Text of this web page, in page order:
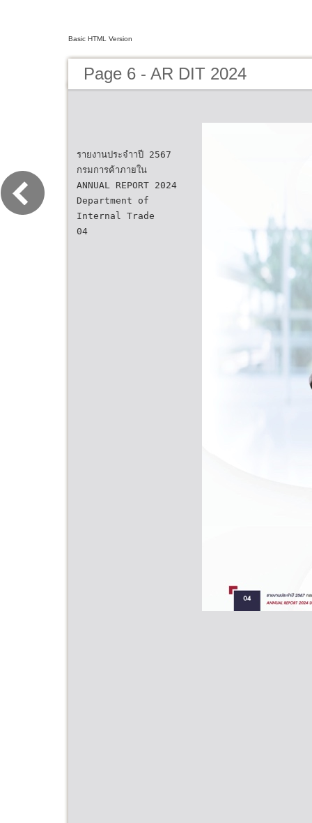
Basic HTML Version
Page 6 - AR DIT 2024
รายงานประจําาปี 2567
กรมการค้าภายใน
ANNUAL REPORT 2024
Department of
Internal Trade
04